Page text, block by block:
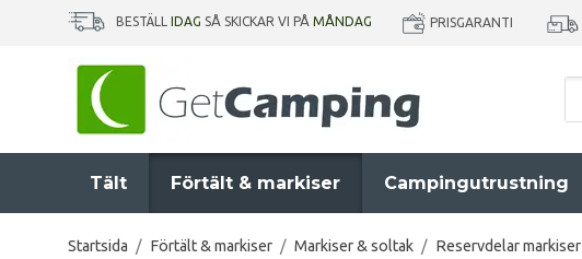
BESTÄLL IDAG SÅ SKICKAR VI PÅ MÅNDAG PRISGARANTI
Tält Förtält & markiser Campingutrustning
Startsida / Förtält & markiser / Markiser & soltak / Reservdelar markiser